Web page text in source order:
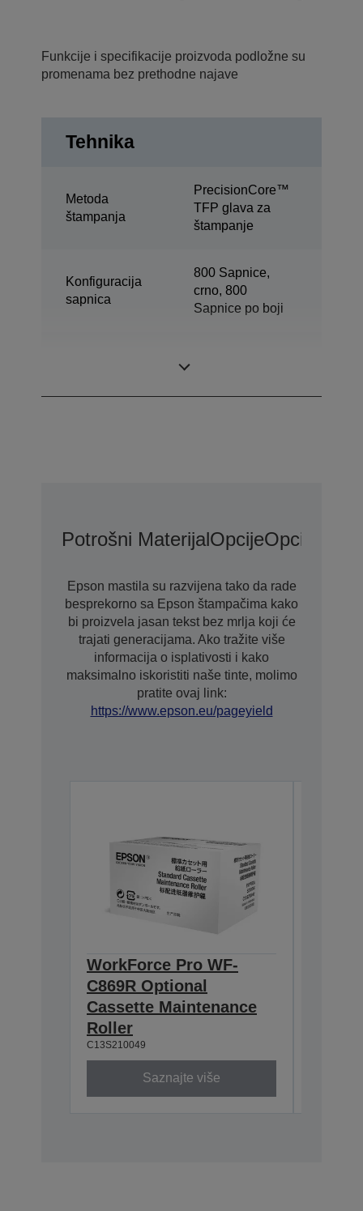
Funkcije i specifikacije proizvoda podložne su
promenama bez prethodne najave
Tehnika
Metoda
štampanja
PrecisionCore™
TFP glava za
štampanje
Konfiguracija
sapnica
800 Sapnice,
crno, 800
Sapnice po boji
Potrošni MaterijalOpcijeOpcije
Epson mastila su razvijena tako da rade
besprekorno sa Epson štampačima kako
bi proizvela jasan tekst bez mrlja koji će
trajati generacijama. Ako tražite više
informacija o isplativosti i kako
maksimalno iskoristiti naše tinte, molimo
pratite ovaj link:
https://www.epson.eu/pageyield
WorkForce Pro WF-
C869R Optional
Cassette Maintenance
Roller
C13S210049
Saznajte više